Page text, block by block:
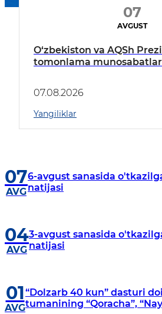
07
AVGUST
O‘zbekiston va AQSh
tomonlama
07.08.2026
Yangiliklar
07
AVG
6-avgust sanasida
natijasi
04
AVG
3-avgust sanasida
natijasi
01
AVG
“Dolzarb 40 kun” dasturi
tumanining “Qoracha”,